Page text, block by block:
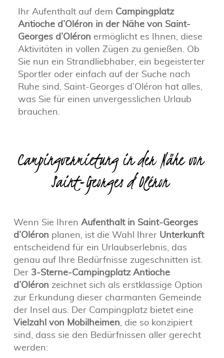
Ihr Aufenthalt auf dem Campingplatz
Antioche d’Oléron in der Nähe von Saint-
Georges d’Oléron ermöglicht es Ihnen, diese
Aktivitäten in vollen Zügen zu genießen. Ob
Sie nun ein Strandliebhaber, ein begeisterter
Sportler oder einfach auf der Suche nach
Ruhe sind, Saint-Georges d’Oléron hat alles,
was Sie für einen unvergesslichen Urlaub
brauchen.
Campingvermietung in der Nähe von
Saint-Georges d’Oléron
Wenn Sie Ihren Aufenthalt in Saint-Georges
d’Oléron planen, ist die Wahl Ihrer Unterkunft
entscheidend für ein Urlaubserlebnis, das
genau auf Ihre Bedürfnisse zugeschnitten ist.
Der 3-Sterne-Campingplatz Antioche
d’Oléron zeichnet sich als erstklassige Option
zur Erkundung dieser charmanten Gemeinde
der Insel aus. Der Campingplatz bietet eine
Vielzahl von Mobilheimen , die so konzipiert
sind, dass sie den Bedürfnissen aller gerecht
werden: